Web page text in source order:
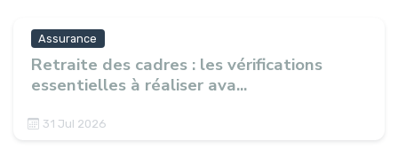
Assurance
Retraite des cadres : les vérifications
essentielles à réaliser ava...
31 Jul 2026